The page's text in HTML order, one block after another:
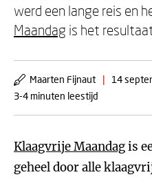
werd een lange reis en
Maandag is het
Maarten Fijnaut | 14
3-4 minuten leestijd
Klaagvrije Maandagis
geheel door alle